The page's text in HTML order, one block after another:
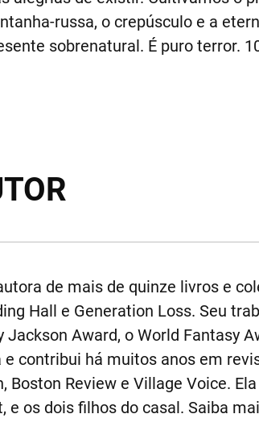
russa, o crepúsculo e a
sobrenatural. É puro terror.
de mais de quinze livros e
Hall e Generation Loss. Seu
Award, o World Fantasy
contribui há muitos anos em
Boston Review e Village Voice.
e os dois filhos do casal. Saiba